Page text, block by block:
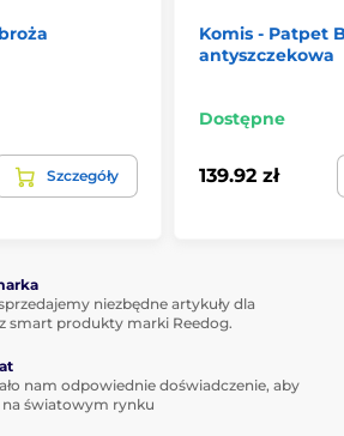
Szczegóły
Komis - Patpet
antyszczekowa
Dostępne
139.92 zł
niezbędne artykuły dla
smart produkty marki Reedog.
nam odpowiednie doświadczenie, aby
na światowym rynku